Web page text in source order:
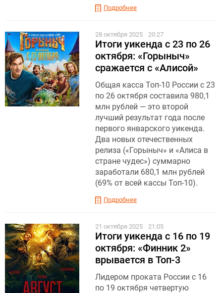
Подробнее
28 октября 2025 20:27
Итоги уикенда с 23 по 26
октября: «Горыныч»
сражается с «Алисой»
Общая касса Топ-10 России с 23
по 26 октября составила 980,1
млн рублей — это второй
лучший результат года после
первого январского уикенда.
Два новых отечественных
релиза («Горыныч» и «Алиса в
стране чудес») суммарно
заработали 680,1 млн рублей
(69% от всей кассы Топ-10).
Подробнее
21 октября 2025 21:05
Итоги уикенда с 16 по 19
октября: «Финник 2»
врывается в Топ-3
Лидером проката России с 16
по 19 октября четвертую